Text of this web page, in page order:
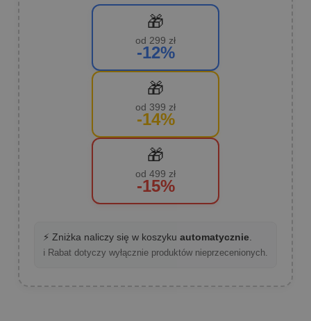
🎁
od 299 zł
-12%
🎁
od 399 zł
-14%
🎁
od 499 zł
-15%
⚡ Zniżka naliczy się w koszyku automatycznie
ℹ️ Rabat dotyczy wyłącznie produktów nieprzecenionych.